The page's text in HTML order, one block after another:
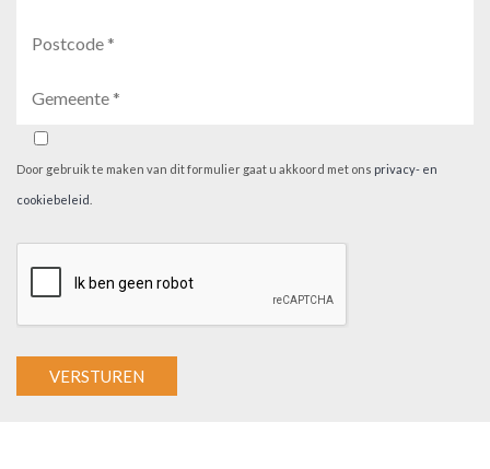
Door gebruik te maken van dit formulier gaat u akkoord met ons privacy- en
cookiebeleid